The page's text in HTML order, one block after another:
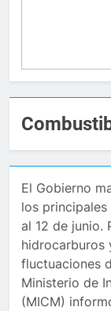
El Gobierno
los
al 12 de junio.
hidrocarburos
fluctuaciones
Ministerio de
(MICM)